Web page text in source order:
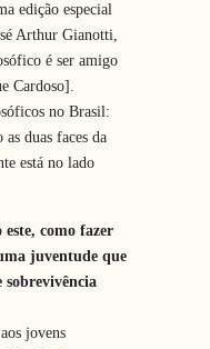
edição especial
Arthur Gianotti,
é ser amigo
Cardoso].
no Brasil:
duas faces da
está no lado
como fazer
juventude que
sobrevivência
jovens